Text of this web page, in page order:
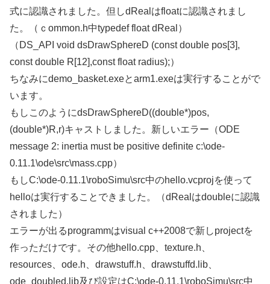
式に認識されました。但しdRealはfloatに認識されまし
た。（ｃommon.h中typedef float dReal）
（DS_API void dsDrawSphereD (const double pos[3],
const double R[12],const float radius);）
ちなみにdemo_basket.exeとarm1.exeは実行することがで
います。
もしこのようにdsDrawSphereD((double*)pos,
(double*)R,r)キャストしました。新しいエラー（ODE
message 2: inertia must be positive definite c:\ode-
0.11.1\ode\src\mass.cpp）
もしC:\ode-0.11.1\roboSimu\src中のhello.vcprojを使って
helloは実行することできました。（dRealはdoubleに認識
されました）
エラーが出るprogrammはvisual c++2008で新しprojectを
作っただけです。その他hello.cpp、texture.h、
resources、ode.h、drawstuff.h、drawstuffd.lib、
ode_doubled.lib及び設定はC:\ode-0.11.1\roboSimu\src中